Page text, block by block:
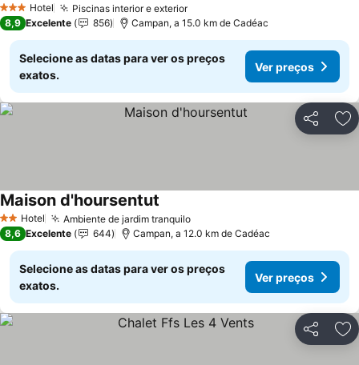
3 EstrelasHotel Piscinas interior e exteriorVer preços
8,9 Excelente 856 Campan, a 15.0 km de Cadéac
Selecione as datas para ver os preços
exatos.
Ver preços
Partilhar
2 Estrelas
Hotel Ambiente de jardim tranquiloVer preços
Maison d'hoursentut
8,6 Excelente 644 Campan, a 12.0 km de Cadéac
Selecione as datas para ver os preços
exatos.
Ver preços
Partilhar